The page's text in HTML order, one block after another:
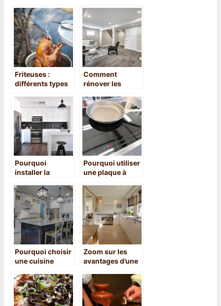
d’une cuisine ?
plongeant
Friteuses :
différents types
Comment
rénover les
maison ?
Pourquoi
installer la
votre cuisine ?
Pourquoi utiliser
une plaque à
Pourquoi choisir
une cuisine
Zoom sur les
avantages d’une